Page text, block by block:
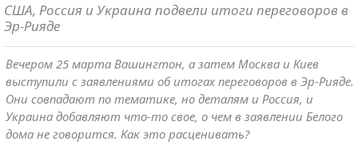
США, Россия и Украина подвели итоги переговоров в
Эр-Рияде
Вечером 25 марта Вашингтон, а затем Москва и Киев
выступили с заявлениями об итогах переговоров в Эр-Рияде.
Они совпадают по тематике, но деталям и Россия, и
Украина добавляют что-то свое, о чем в заявлении Белого
дома не говорится. Как это расценивать?